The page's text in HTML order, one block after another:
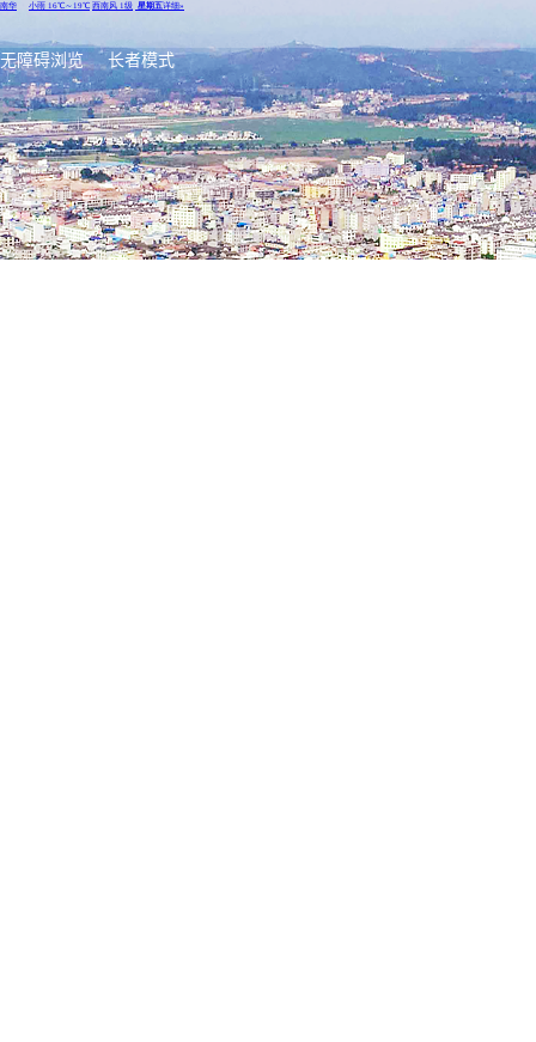
无障碍浏览 长者模式